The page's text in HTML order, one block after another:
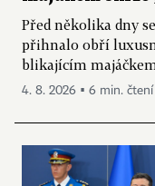
Před několika dny
přihnalo obří
blikajícím
4. 8. 2026 ▪ 6 min. čtení